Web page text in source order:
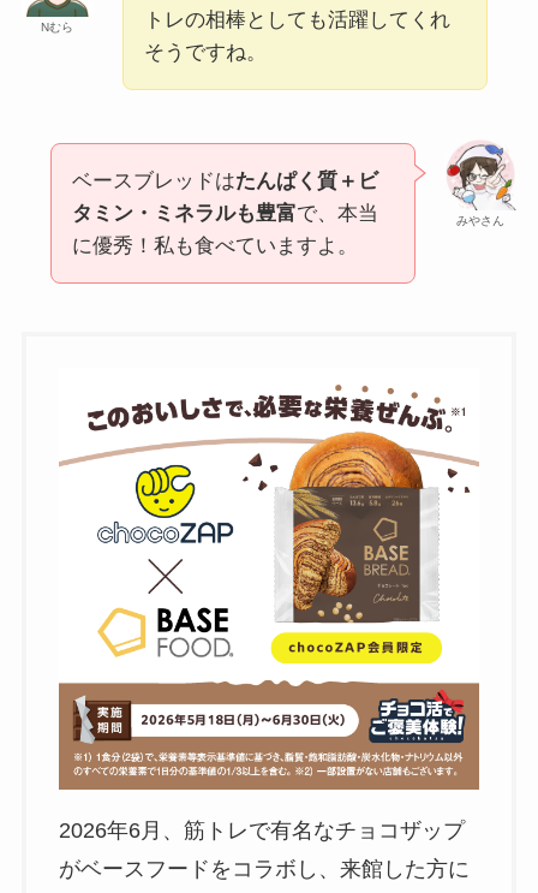
Nむら
トレの相棒としても活躍してくれ
そうですね。
みやさん
ベースブレッドはたんぱく質＋ビ
タミン・ミネラルも豊富で、本当
に優秀！私も食べていますよ。
2026年6月、筋トレで有名なチョコザップ
がベースフードをコラボし、来館した方に